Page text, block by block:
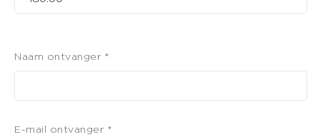
Naam ontvanger *
E-mail ontvanger *